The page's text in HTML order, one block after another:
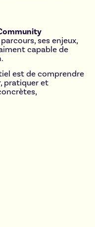
ses enjeux,
capable de
est de comprendre
pratiquer et